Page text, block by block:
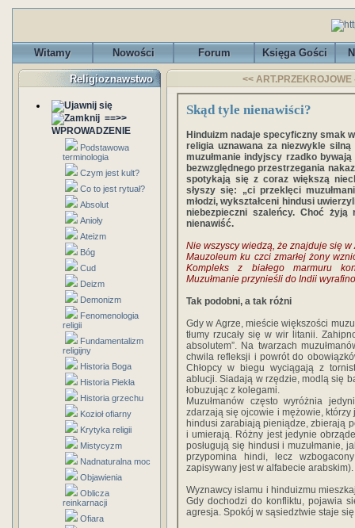
Witamy Nowości Forum Księga Gości
Religioznawstwo
==>>
WPROWADZENIE
Podstawowa
terminologia
Czym jest kult?
Co to jest rytuał?
Absolut
Anioły
Ateizm
Bóg
Cud
Deizm
Demonizm
Fenomenologia
religii
Fundamentalizm
religijny
Historia Boga
Historia Piekła
Historia grzechu
Kozioł ofiarny
Krytyka religii
Mistycyzm
Nadnaturalna moc
Objawienia
Oblicza
reinkarnacji
Ofiara
<<
Skąd tyle nienawiści?
Hinduizm nadaje specyficzny smak
religia uznawana za niezwykle
muzułmanie indyjscy rzadko
bezwzględnego przestrzegania
spotykają się z coraz większą
słyszy się: „ci przeklęci
młodzi, wykształceni hindusi
niebezpieczni szaleńcy. Choć
nienawiść.
Nie wszyscy wiedzą, że znajduje się
Mauzoleum ku czci zmarłej żony
Kompleks z białego marmuru
Muzułmanie przynieśli do Indii
Tak podobni, a tak różni
Gdy w Agrze, mieście większości
tłumy rzucały się w wir litanii.
absolutem”. Na twarzach
chwila refleksji i powrót do
Chłopcy w biegu wyciągają z
ablucji. Siadają w rzędzie, modlą się
łobuzując z kolegami.
Muzułmanów często wyróżnia
zdarzają się ojcowie i mężowie,
hindusi zarabiają pieniądze, zbierają
i umierają. Różny jest jedynie
posługują się hindusi i muzułmanie,
przypomina hindi, lecz
zapisywany jest w alfabecie arabskim).
Wyznawcy islamu i hinduizmu
Gdy dochodzi do konfliktu, pojawia
agresja. Spokój w sąsiedztwie staje